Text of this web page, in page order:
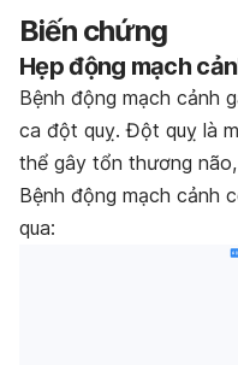
Biến chứng
Hẹp động mạch
Bệnh động mạch cảnh
ca đột quỵ. Đột quỵ là
thể gây tổn thương
Bệnh động mạch cảnh
qua: